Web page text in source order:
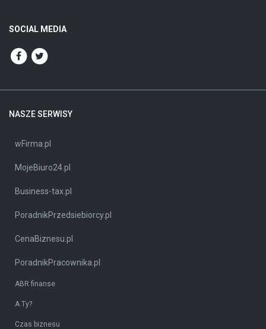
SOCIAL MEDIA
NASZE SERWISY
wFirma.pl
MojeBiuro24.pl
Business-tax.pl
PoradnikPrzedsiebiorcy.pl
CenaBiznesu.pl
PoradnikPracownika.pl
ABR finanse
A Ty?
Czas biznesu